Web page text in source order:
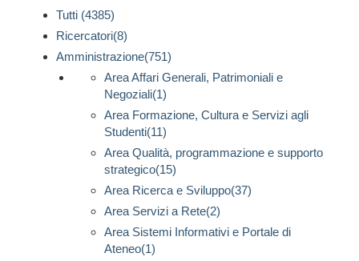
Tutti (4385)
Ricercatori(8)
Amministrazione(751)
Area Affari Generali, Patrimoniali e
Negoziali(1)
Area Formazione, Cultura e Servizi agli
Studenti(11)
Area Qualità, programmazione e supporto
strategico(15)
Area Ricerca e Sviluppo(37)
Area Servizi a Rete(2)
Area Sistemi Informativi e Portale di
Ateneo(1)